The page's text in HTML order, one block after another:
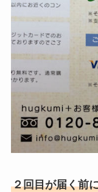
２回目が届く前